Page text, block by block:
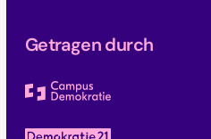
Getragen durch